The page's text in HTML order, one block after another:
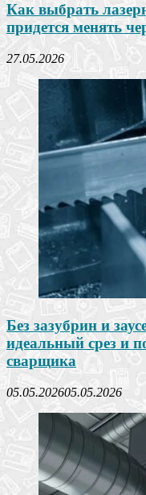
Как выбрать
придется менять
27.05.2026
Без зазубрин и
идеальный срез и
сварщика
05.05.202605.05.2026